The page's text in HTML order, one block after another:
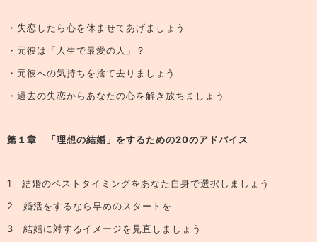
・失恋したら心を休ませてあげましょう
・元彼は「人生で最愛の人」？
・元彼への気持ちを捨て去りましょう
・過去の失恋からあなたの心を解き放ちましょう
第１章 「理想の結婚」をするための20のアドバイス
1 結婚のベストタイミングをあなた自身で選択しましょう
2 婚活をするなら早めのスタートを
3 結婚に対するイメージを見直しましょう